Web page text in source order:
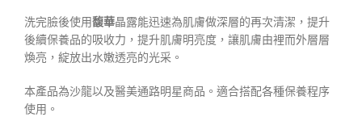
洗完臉後使用馥華晶露能迅速為肌膚做深層的再次清潔，提升
後續保養品的吸收力，提升肌膚明亮度，讓肌膚由裡而外層層
煥亮，綻放出水嫩透亮的光采。
本產品為沙龍以及醫美通路明星商品。適合搭配各種保養程序
使用。